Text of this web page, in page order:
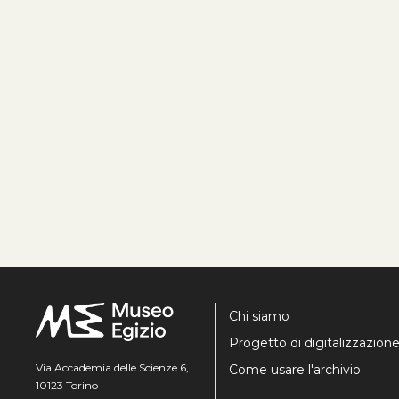
Via Accademia delle Scienze 6,
10123 Torino
Chi siamo
Progetto di digitalizzazione
Come usare l'archivio